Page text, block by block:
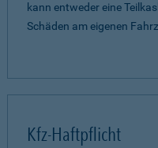
kann entweder eine
Schäden am eigenen
Kfz-Haftpflicht